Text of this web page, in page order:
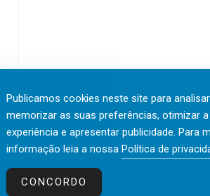
Contactos
Publicamos cookies neste site para
memorizar as suas preferências, otimizar
experiência e apresentar publicidade. Para
informação leia a nossa Política de
CONCORDO